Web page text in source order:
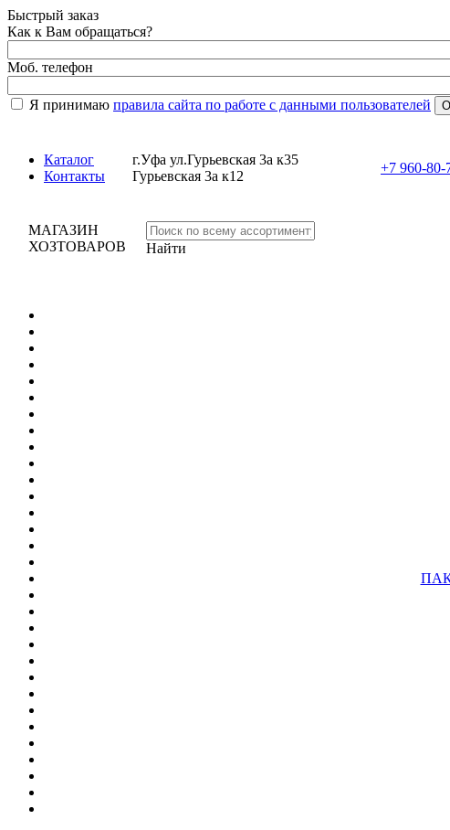
Быстрый заказ
Как к Вам обращаться?
Моб. телефон
Я принимаю правила сайта по работе с данными пользователей
Каталог
Контакты
г.Уфа ул.Гурьевская 3а к35
Гурьевская 3а к12
+7 960-80-
МАГАЗИН
ХОЗТОВАРОВ
Найти